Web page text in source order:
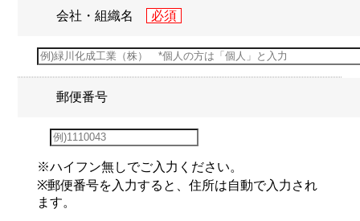
会社・組織名
郵便番号
※ハイフン無しでご入力ください。
※郵便番号を入力すると、住所は自動で入力され
ます。